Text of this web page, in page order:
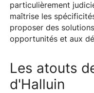
particulièrement
maîtrise les
proposer des
opportunités et aux
Les atouts
d'Halluin